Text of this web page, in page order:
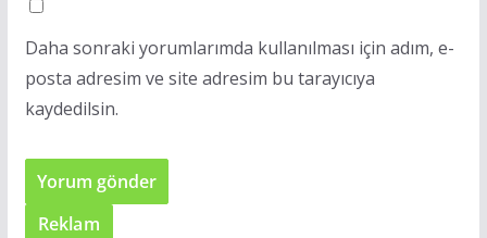
Daha sonraki yorumlarımda kullanılması için adım, e-
posta adresim ve site adresim bu tarayıcıya
kaydedilsin.
Reklam